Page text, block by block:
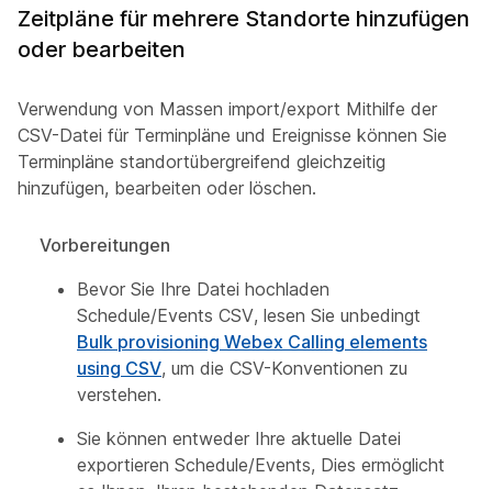
Zeitpläne für mehrere Standorte hinzufügen
oder bearbeiten
Verwendung von Massen import/export Mithilfe der
CSV-Datei für Terminpläne und Ereignisse können Sie
Terminpläne standortübergreifend gleichzeitig
hinzufügen, bearbeiten oder löschen.
Vorbereitungen
Bevor Sie Ihre Datei hochladen
Schedule/Events CSV, lesen Sie unbedingt
Bulk provisioning Webex Calling elements
using CSV, um die CSV-Konventionen zu
verstehen.
Sie können entweder Ihre aktuelle Datei
exportieren Schedule/Events, Dies ermöglicht